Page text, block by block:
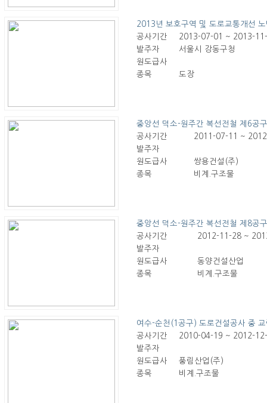
2013년 보호구역 및 도로교통개선
공사기간
2013-07-01 ~ 2013-
발주자
서울시 강동구청
원도급사
종목
도장
중앙선 덕소-원주간 복선전철 제6공
공사기간
2011-07-11 ~
발주자
원도급사
쌍용건설(주)
종목
비계.구조물
중앙선 덕소-원주간 복선전철 제8공
공사기간
2012-11-28 ~
발주자
원도급사
동양건설산업
종목
비계.구조물
여수-순천(1공구) 도로건설공사 중
공사기간
2010-04-19 ~ 2012-
발주자
원도급사
풍림산업(주)
종목
비계.구조물